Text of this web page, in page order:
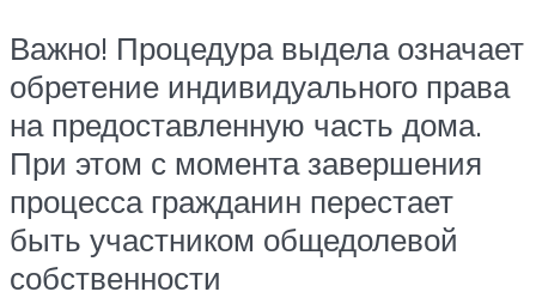
Важно! Процедура выдела означает
обретение индивидуального права
на предоставленную часть дома.
При этом с момента завершения
процесса гражданин перестает
быть участником общедолевой
собственности